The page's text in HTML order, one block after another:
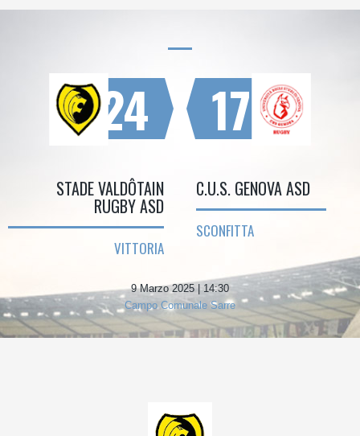
24
STADE VALDÔTAIN
RUGBY ASD
VITTORIA
17
C.U.S. GENOVA ASD
SCONFITTA
9 Marzo 2025 | 14:30
Campo Comunale Sarre